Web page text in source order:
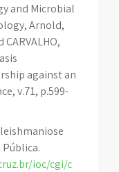
and Microbial
Arnold,
against an
v.71, p.599-
leishmaniose
Pública.
ioc/cgi/c